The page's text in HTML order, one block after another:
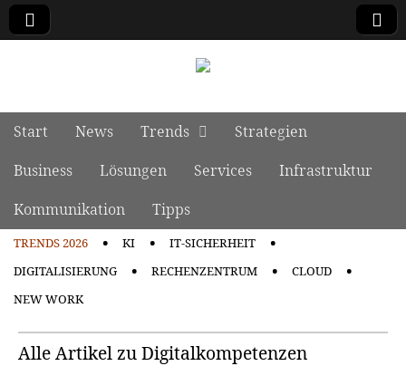
Main menu
Skip to content
Start News Trends
Strategien
Business
Lösungen Services
Infrastruktur
Kommunikation
Tipps
TRENDS 2026 KI
IT-SICHERHEIT
DIGITALISIERUNG
RECHENZENTRUM
CLOUD
NEW WORK
Alle Artikel zu Digitalkompetenzen